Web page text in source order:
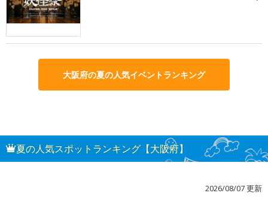
大阪府の夏の人気イベントランキング
夏の人気スポットランキング【大阪府】
2026/08/07 更新